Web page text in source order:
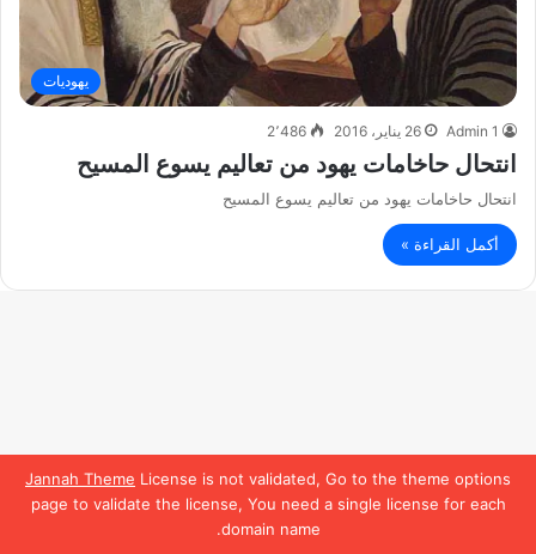
Jannah Theme License is not validated, Go to the theme options
page to validate the license, You need a single license for each
domain name.
يهوديات
Admin 1 26 يناير، 2016 2٬486
انتحال حاخامات يهود من تعاليم يسوع المسيح
انتحال حاخامات يهود من تعاليم يسوع المسيح
أكمل القراءة »